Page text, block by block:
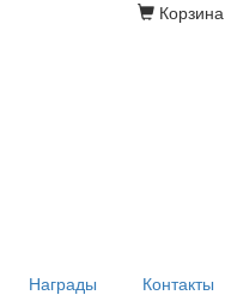
Корзина
Награды Контакты